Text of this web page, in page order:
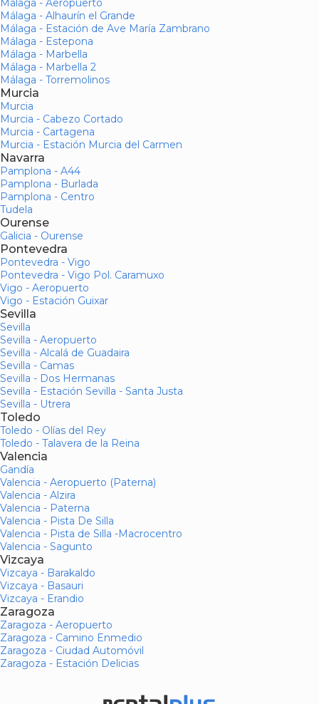
Málaga - Aeropuerto
Málaga - Alhaurín el Grande
Málaga - Estación de Ave María Zambrano
Málaga - Estepona
Málaga - Marbella
Málaga - Marbella 2
Málaga - Torremolinos
Murcia
Murcia
Murcia - Cabezo Cortado
Murcia - Cartagena
Murcia - Estación Murcia del Carmen
Navarra
Pamplona - A44
Pamplona - Burlada
Pamplona - Centro
Tudela
Ourense
Galicia - Ourense
Pontevedra
Pontevedra - Vigo
Pontevedra - Vigo Pol. Caramuxo
Vigo - Aeropuerto
Vigo - Estación Guixar
Sevilla
Sevilla
Sevilla - Aeropuerto
Sevilla - Alcalá de Guadaira
Sevilla - Camas
Sevilla - Dos Hermanas
Sevilla - Estación Sevilla - Santa Justa
Sevilla - Utrera
Toledo
Toledo - Olías del Rey
Toledo - Talavera de la Reina
Valencia
Gandía
Valencia - Aeropuerto (Paterna)
Valencia - Alzira
Valencia - Paterna
Valencia - Pista De Silla
Valencia - Pista de Silla -Macrocentro
Valencia - Sagunto
Vizcaya
Vizcaya - Barakaldo
Vizcaya - Basauri
Vizcaya - Erandio
Zaragoza
Zaragoza - Aeropuerto
Zaragoza - Camino Enmedio
Zaragoza - Ciudad Automóvil
Zaragoza - Estación Delicias